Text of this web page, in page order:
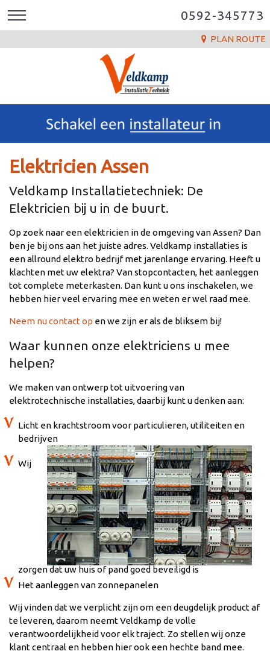
0592-345773
PLAN ROUTE
Elektricien Assen
Veldkamp Installatietechniek: De
Elektricien bij u in de buurt.
Op zoek naar een elektricien in de omgeving van Assen? Dan
ben je bij ons aan het juiste adres. Veldkamp installaties is
een allround elektro bedrijf met jarenlange ervaring. Heeft u
klachten met uw elektra? Van stopcontacten, het aanleggen
tot complete meterkasten. Dan kunt u ons inschakelen, we
hebben hier veel ervaring mee en weten er wel raad mee.
Neem nu contact op en we zijn er als de bliksem bij!
Waar kunnen onze elektriciens u mee
helpen?
We maken van ontwerp tot uitvoering van
elektrotechnische installaties, daarbij kunt u denken aan:
Licht en krachtstroom voor particulieren, utiliteiten en
bedrijven
Wij
zorgen dat uw huis of pand goed beveiligd is
Het aanleggen van zonnepanelen
Wij vinden dat we verplicht zijn om een deugdelijk product af
te leveren, daarom neemt Veldkamp de volle
verantwoordelijkheid voor elk traject. Zo stellen wij onze
klant centraal en hebben hier ook een hechte band mee.